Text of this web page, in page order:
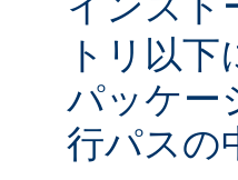
トリ以
パッケー
行パスの